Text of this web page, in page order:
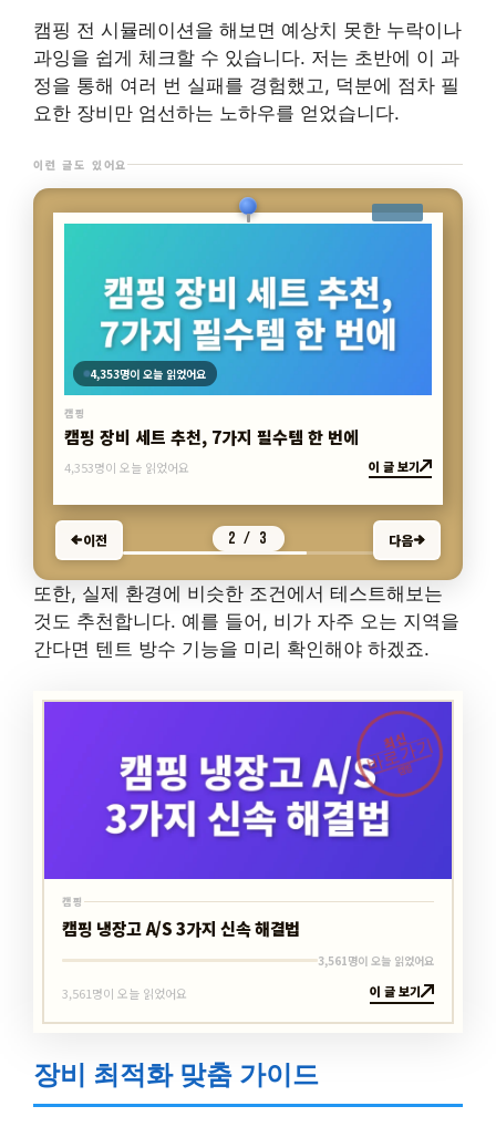
캠핑 전 시뮬레이션을 해보면 예상치 못한 누락이나
과잉을 쉽게 체크할 수 있습니다. 저는 초반에 이 과
정을 통해 여러 번 실패를 경험했고, 덕분에 점차 필
요한 장비만 엄선하는 노하우를 얻었습니다.
이런 글도 있어요
4,353명이 오늘 읽었어요
캠핑
캠핑 장비 세트 추천, 7가지 필수템 한 번에
4,353명이 오늘 읽었어요 이 글 보기
이전 2 / 3 다음
또한, 실제 환경에 비슷한 조건에서 테스트해보는
것도 추천합니다. 예를 들어, 비가 자주 오는 지역을
간다면 텐트 방수 기능을 미리 확인해야 하겠죠.
최신
바로가기
캠핑
캠핑 냉장고 A/S 3가지 신속 해결법
장비 최적화 맞춤 가이드